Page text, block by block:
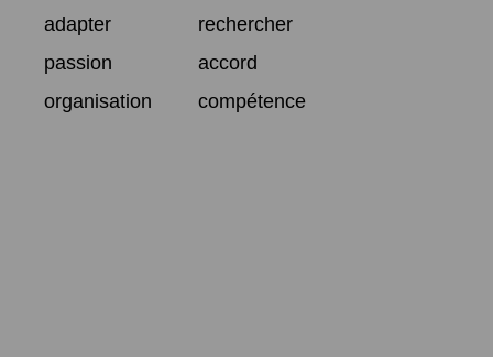
adapter
rechercher
passion
accord
organisation
compétence